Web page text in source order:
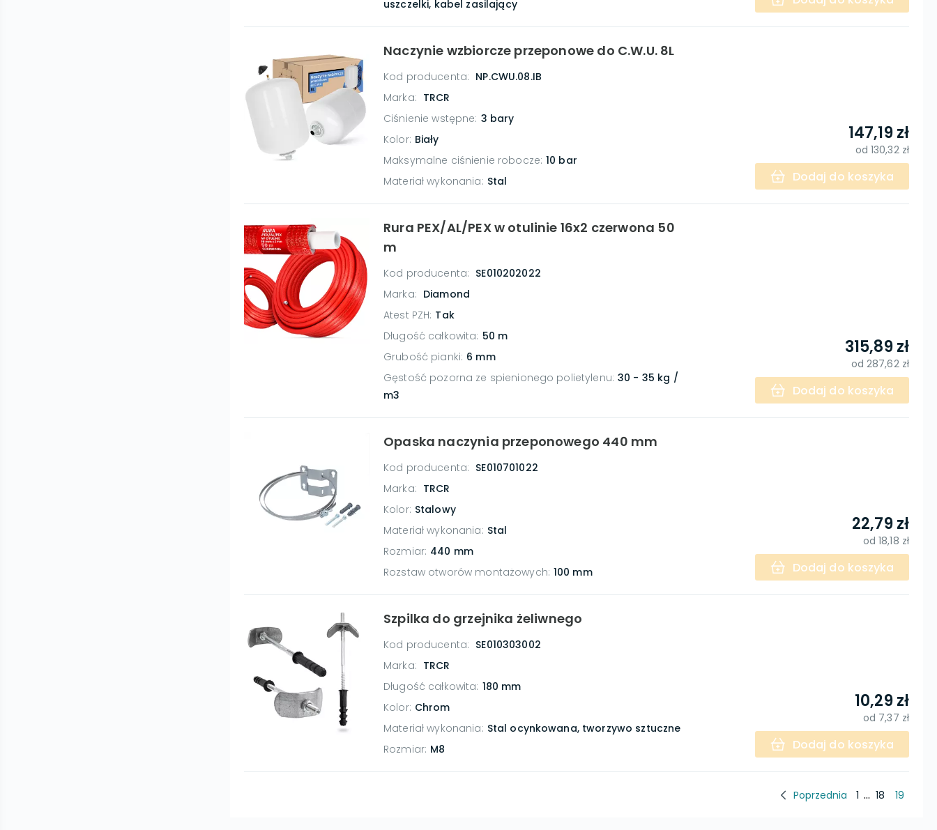
uszczelki, kabel zasilający
Naczynie wzbiorcze przeponowe do C.W.U. 8L
Kod producenta: NP.CWU.08.IB
Marka: TRCR
Ciśnienie wstępne: 3 bary
Kolor: Biały
Maksymalne ciśnienie robocze: 10 bar
Materiał wykonania: Stal
147,19 zł
od130,32 zł
Dodaj do koszyka
Rura PEX/AL/PEX w otulinie 16x2 czerwona 50
m
Kod producenta: SE010202022
Marka: Diamond
Atest PZH: Tak
Długość całkowita: 50 m
Grubość pianki: 6 mm
Gęstość pozorna ze spienionego polietylenu: 30 - 35 kg /
m3
315,89 zł
od287,62 zł
Dodaj do koszyka
Opaska naczynia przeponowego 440 mm
Kod producenta: SE010701022
Marka: TRCR
Kolor: Stalowy
Materiał wykonania: Stal
Rozmiar: 440 mm
Rozstaw otworów montażowych: 100 mm
22,79 zł
od18,18 zł
Dodaj do koszyka
Szpilka do grzejnika żeliwnego
Kod producenta: SE010303002
Marka: TRCR
Długość całkowita: 180 mm
Kolor: Chrom
Materiał wykonania: Stal ocynkowana, tworzywo sztuczne
Rozmiar: M8
10,29 zł
od 7,37 zł
Dodaj do koszyka
Poprzednia 1 ... 18 19